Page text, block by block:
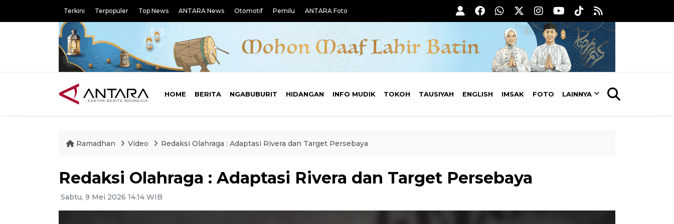
Terkini Terpopuler Top News ANTARA News Otomotif Pemilu ANTARA Foto
HOME BERITA NGABUBURIT HIDANGAN INFO MUDIK TOKOH TAUSIYAH ENGLISH IMSAK FOTO LAINNYA
Ramadhan Video Redaksi Olahraga : Adaptasi Rivera dan Target Persebaya
Redaksi Olahraga : Adaptasi Rivera dan Target Persebaya
Sabtu, 9 Mei 2026 14:14 WIB